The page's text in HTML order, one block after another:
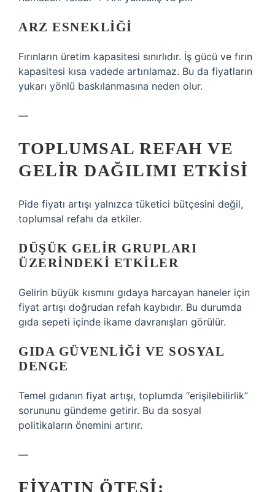
ARZ ESNEKLIĞI
Fırınların üretim kapasitesi sınırlıdır. İş gücü ve fırın
kapasitesi kısa vadede artırılamaz. Bu da fiyatların
yukarı yönlü baskılanmasına neden olur.
—
TOPLUMSAL REFAH VE
GELIR DAĞILIMI ETKISI
Pide fiyatı artışı yalnızca tüketici bütçesini değil,
toplumsal refahı da etkiler.
DÜŞÜK GELIR GRUPLARI
ÜZERINDEKI ETKILER
Gelirin büyük kısmını gıdaya harcayan haneler için
fiyat artışı doğrudan refah kaybıdır. Bu durumda
gıda sepeti içinde ikame davranışları görülür.
GIDA GÜVENLIĞI VE SOSYAL
DENGE
Temel gıdanın fiyat artışı, toplumda “erişilebilirlik”
sorununu gündeme getirir. Bu da sosyal
politikaların önemini artırır.
—
FIYATIN ÖTESI: